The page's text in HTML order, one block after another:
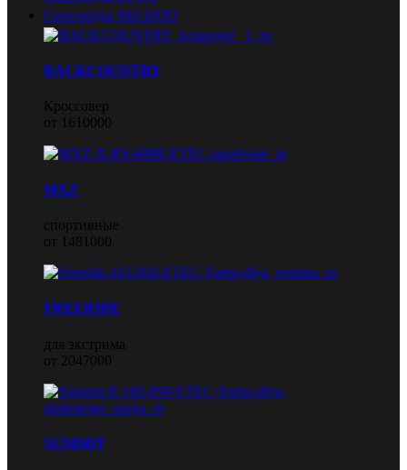
Снегоходы SKI-DOO
BACKCOUNTRY
Кроссовер
от 1610000
MXZ
спортивные
от 1481000
FREERIDE
для экстрима
от 2047000
SUMMIT